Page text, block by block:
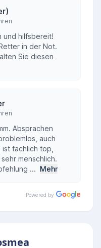
und hilfsbereit!
in der Not.
Sie diesen
Absprachen
auch
fachlich top,
menschlich.
... Mehr
Powered by